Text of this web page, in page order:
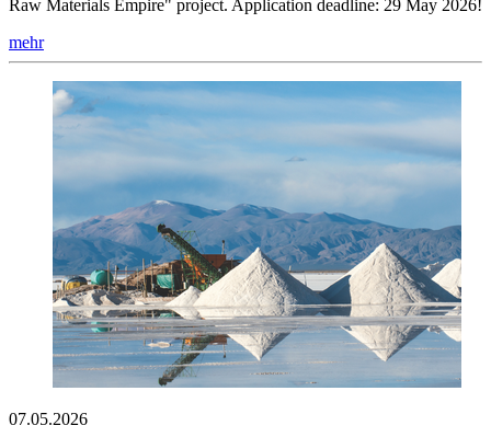
Raw Materials Empire" project. Application deadline: 29 May 2026!
mehr
07.05.2026